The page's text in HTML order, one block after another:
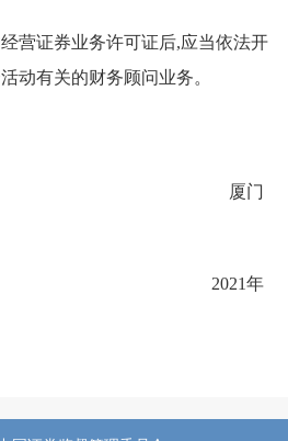
营证券业务许可证后,应当依法开
动有关的财务顾问业务。
门
年